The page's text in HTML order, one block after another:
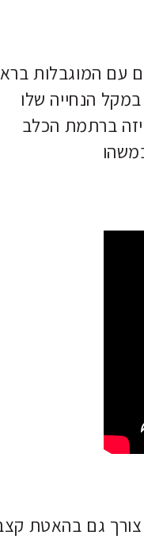
המוגבלות
הנחייה שלו
ברתמת הכלב
גם בהאטת